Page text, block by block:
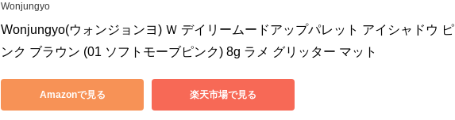
Wonjungyo
Wonjungyo(ウォンジョンヨ) Ｗ デイリームードアップパレット アイシャドウ ピ
ンク ブラウン (01 ソフトモーブピンク) 8g ラメ グリッター マット
Amazonで見る 楽天市場で見る